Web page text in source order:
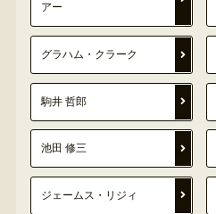
アー
グラハム・クラーク
駒井 哲郎
池田 修三
ジェームス・リジィ